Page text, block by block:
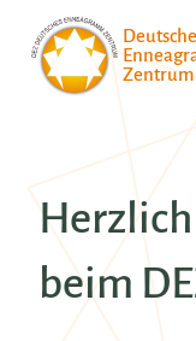
Zentrum
beim